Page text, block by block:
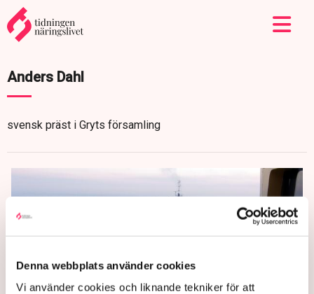
Denna webbplats använder cookies
Vi använder cookies och liknande tekniker för att
Anders Dahl
svensk präst i Gryts församling